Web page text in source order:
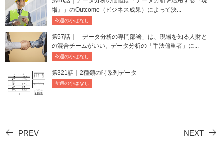
場』」のOutcome（ビジネス成果）によって決...
今週の小ばなし
第57話｜「データ分析の専門部署」は、現場を知る人財と
の混合チームがいい。データ分析の「手法偏重者」に...
今週の小ばなし
第321話｜2種類の時系列データ
今週の小ばなし
PREV NEXT